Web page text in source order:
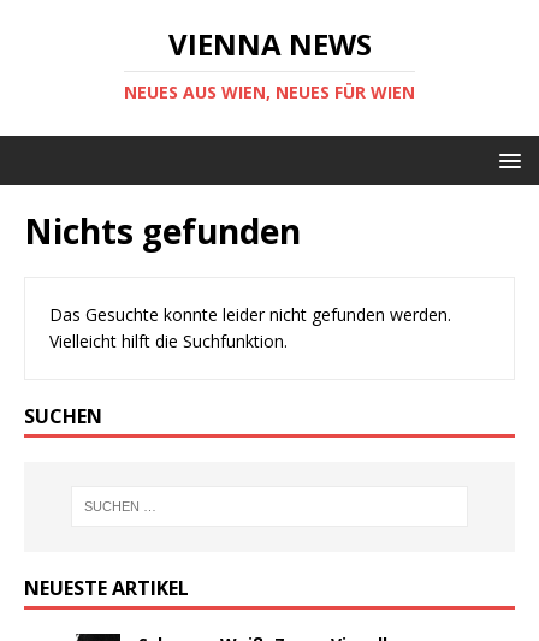
VIENNA NEWS
NEUES AUS WIEN, NEUES FÜR WIEN
Nichts gefunden
Das Gesuchte konnte leider nicht gefunden werden.
Vielleicht hilft die Suchfunktion.
SUCHEN
NEUESTE ARTIKEL